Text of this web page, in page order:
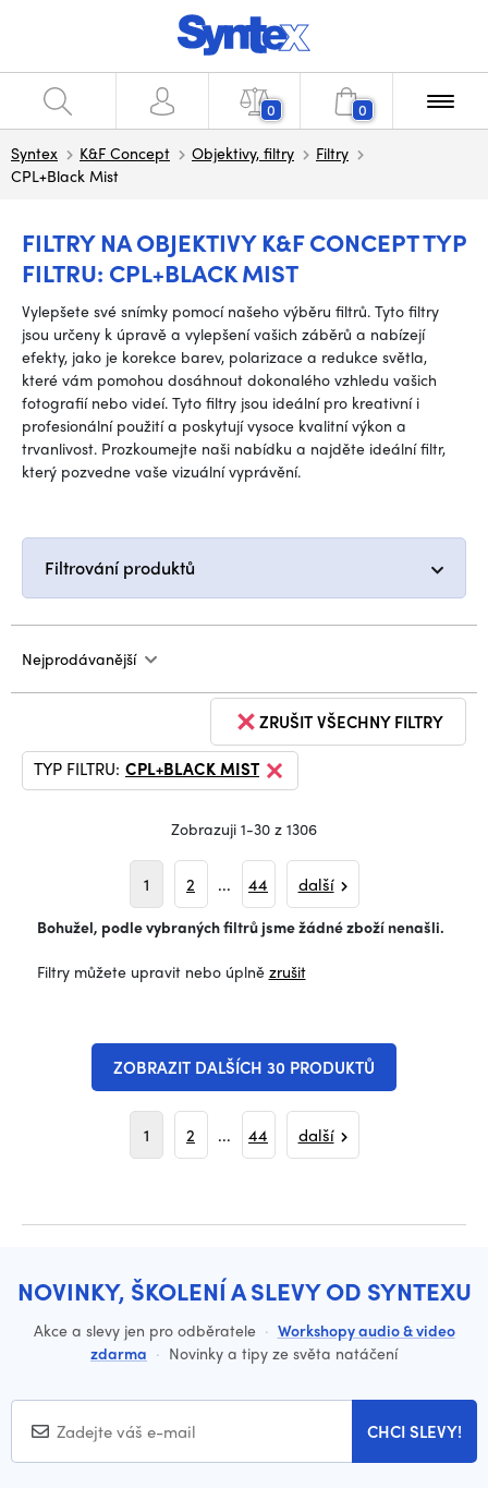
0 0
Syntex K&F Concept Objektivy, filtry
Filtry
CPL+Black Mist
FILTRY NA OBJEKTIVY K&F CONCEPT TYP
FILTRU: CPL+BLACK MIST
Vylepšete své snímky pomocí našeho výběru filtrů. Tyto filtry
jsou určeny k úpravě a vylepšení vašich záběrů a nabízejí
efekty, jako je korekce barev, polarizace a redukce světla,
které vám pomohou dosáhnout dokonalého vzhledu vašich
fotografií nebo videí. Tyto filtry jsou ideální pro kreativní i
profesionální použití a poskytují vysoce kvalitní výkon a
trvanlivost. Prozkoumejte naši nabídku a najděte ideální filtr,
který pozvedne vaše vizuální vyprávění.
Filtrování produktů
Nejprodávanější
ZRUŠIT VŠECHNY FILTRY
TYP FILTRU: CPL+BLACK MIST
Zobrazuji 1-30 z 1306
1 2 ... 44 další
Bohužel, podle vybraných filtrů jsme žádné zboží nenašli.
Filtry můžete upravit nebo úplně zrušit
ZOBRAZIT DALŠÍCH 30 PRODUKTŮ
1 2 ... 44 další
NOVINKY, ŠKOLENÍ A SLEVY OD SYNTEXU
Akce a slevy jen pro odběratele · Workshopy audio & video
zdarma · Novinky a tipy ze světa natáčení
CHCI SLEVY!